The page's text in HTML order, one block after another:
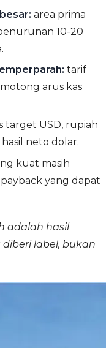
area prima
10-20
tarif
arus kas
target USD, rupiah
neto dolar.
kuat masih
yang dapat
adalah hasil
label, bukan